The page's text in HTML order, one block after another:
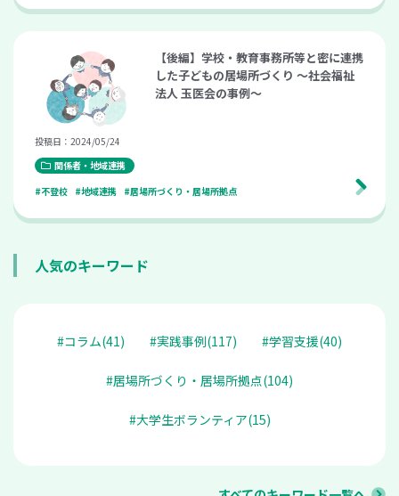
【後編】学校・教育事務所等と密に連携
した子どもの居場所づくり 〜社会福祉
法人 玉医会の事例〜
投稿日：2024/05/24
関係者・地域連携
#不登校
#地域連携 #居場所づくり・居場所拠点
人気のキーワード
#コラム(41) #実践事例(117) #学習支援(40)
#居場所づくり・居場所拠点(104)
#大学生ボランティア(15)